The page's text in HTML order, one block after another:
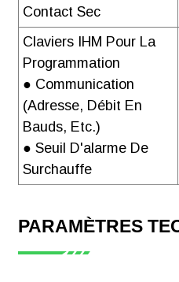
Contact Sec
Claviers IHM Pour La
Programmation
● Communication
(adresse, Débit En
Bauds, Etc.)
● Seuil D'alarme De
Surchauffe
PARAMÈTRES